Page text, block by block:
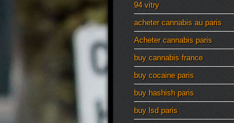
94 vitry
acheter cannabis au paris
Acheter cannabis paris
buy cannabis france
buy cocaine paris
buy hashish paris
buy lsd paris